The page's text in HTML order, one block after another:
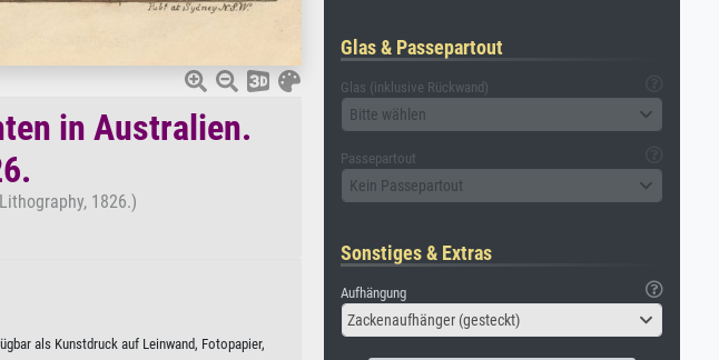
in Australien.
1826.)
als Kunstdruck auf Leinwand, Fotopapier,
Glas & Passepartout
Glas (inklusive Rückwand)
Bitte wählen
Passepartout
Kein Passepartout
Sonstiges & Extras
Aufhängung
Zackenaufhänger (gesteckt)